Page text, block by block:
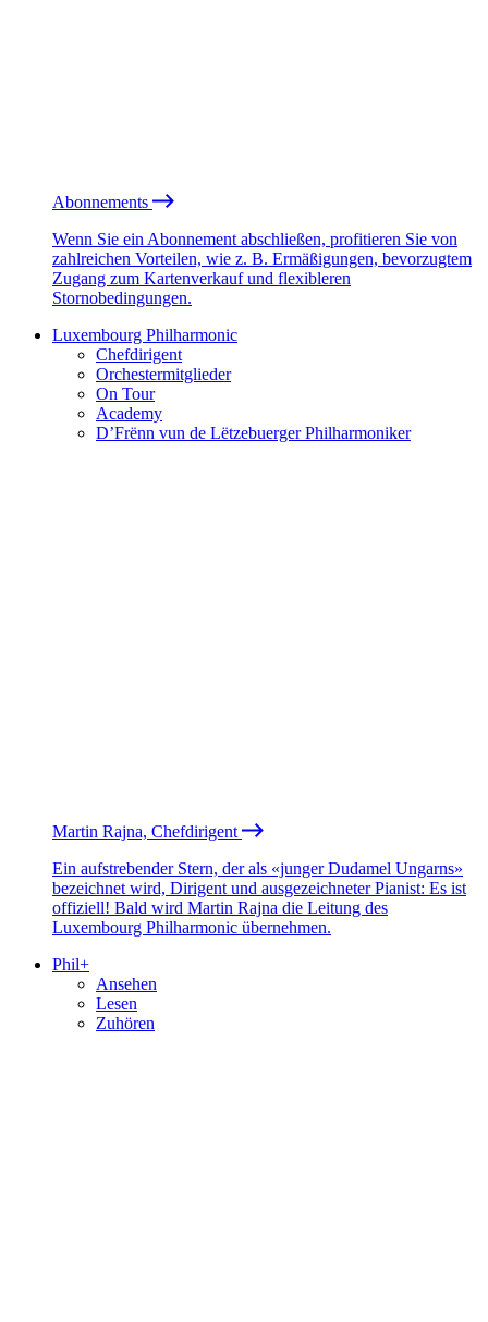
Abonnements
Wenn Sie ein Abonnement abschließen, profitieren Sie von
zahlreichen Vorteilen, wie z. B. Ermäßigungen, bevorzugtem
Zugang zum Kartenverkauf und flexibleren
Stornobedingungen.
Luxembourg Philharmonic
Chefdirigent
Orchestermitglieder
On Tour
Academy
D’Frënn vun de Lëtzebuerger Philharmoniker
Martin Rajna, Chefdirigent
Ein aufstrebender Stern, der als «junger Dudamel Ungarns»
bezeichnet wird, Dirigent und ausgezeichneter Pianist: Es ist
offiziell! Bald wird Martin Rajna die Leitung des
Luxembourg Philharmonic übernehmen.
Phil+
Ansehen
Lesen
Zuhören